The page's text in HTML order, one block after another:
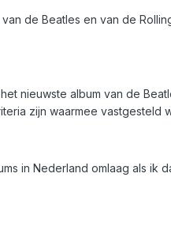
de Beatles en van de
nieuwste album van de
zijn waarmee vastgesteld
in Nederland omlaag als ik